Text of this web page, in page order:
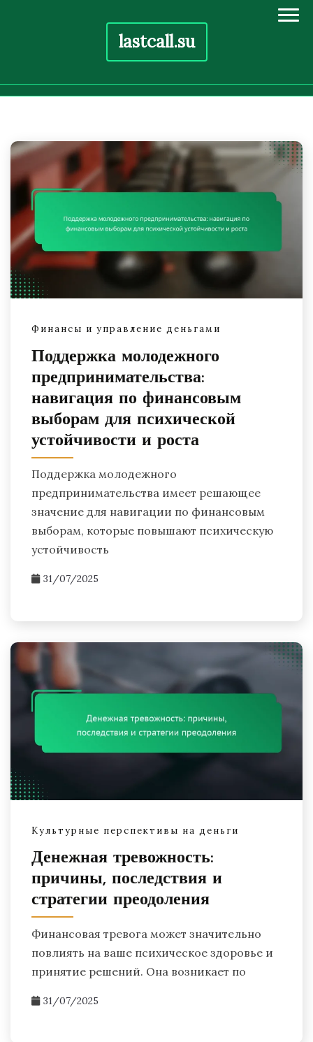
lastcall.su
content
Финансы и управление деньгами
Поддержка молодежного
предпринимательства:
навигация по финансовым
выборам для психической
устойчивости и роста
Поддержка молодежного
предпринимательства имеет решающее
значение для навигации по финансовым
выборам, которые повышают психическую
устойчивость
31/07/2025
Культурные перспективы на деньги
Денежная тревожность:
причины, последствия и
стратегии преодоления
Финансовая тревога может значительно
повлиять на ваше психическое здоровье и
принятие решений. Она возникает по
31/07/2025